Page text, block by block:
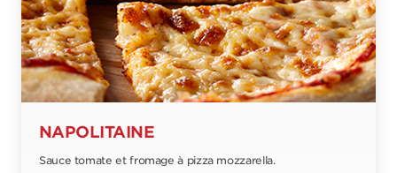
NAPOLITAINE
Sauce tomate et fromage à pizza mozzarella.